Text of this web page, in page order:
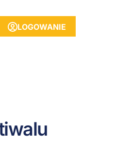
LOGOWANIE